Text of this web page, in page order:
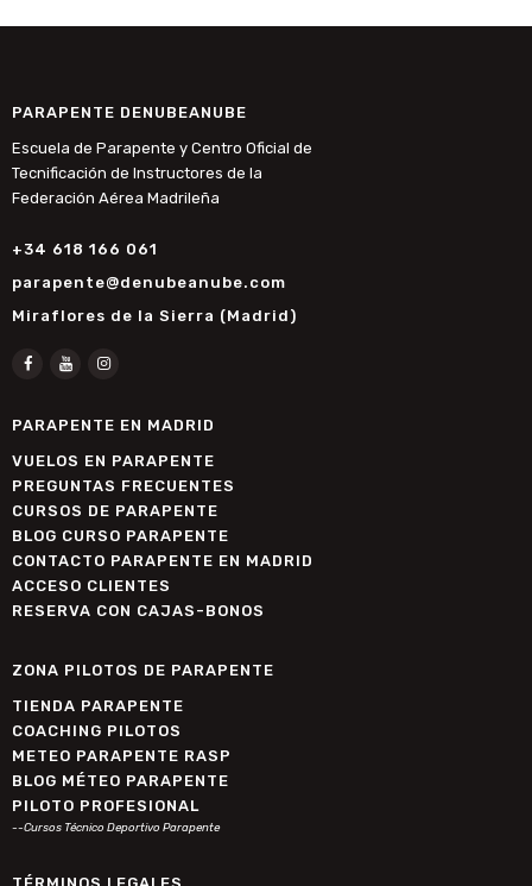
PARAPENTE DENUBEANUBE
Escuela de Parapente y Centro Oficial de
Tecnificación de Instructores de la
Federación Aérea Madrileña
Miraflores de la Sierra (Madrid)
parapente@denubeanube.com
+34 618 166 061
PARAPENTE EN MADRID
VUELOS EN PARAPENTE
PREGUNTAS FRECUENTES
CURSOS DE PARAPENTE
BLOG CURSO PARAPENTE
CONTACTO PARAPENTE EN MADRID
ACCESO CLIENTES
RESERVA CON CAJAS-BONOS
ZONA PILOTOS DE PARAPENTE
TIENDA PARAPENTE
COACHING PILOTOS
METEO PARAPENTE RASP
BLOG MÉTEO PARAPENTE
PILOTO PROFESIONAL
--Cursos Técnico Deportivo Parapente